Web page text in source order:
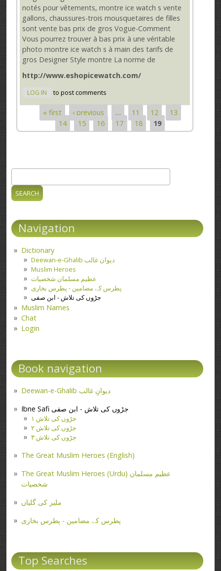
notés pour vêtements, montre ice watch s vente
gallons, chaussures-trois mousquetaires de filles
sont vente bas prix de gros Vogue-Comment
Vous pourrez trouver à bas prix à une véritable
photo montre ice watch s à main des tarifs de
gros Designer Style montre La norme de
http://www.eshopicewatch.com/
LOG IN to post comments
Pages
« first ‹ previous … 11 12
13
14
15 16 17 18 19
Search form
Navigation
Dictionary
Deewan-e-Ghalib دیوان غالب
Muslim Heroes
عظیم مسلمان شخصیات
پطرس کے مضامین - پطرس بخاری
جڑوں کی تلاش - ابن صفی
Muslim Names
Chat
Login
Book navigation
Deewan-e-Ghalib دیوانِ غالب
Ibne Safi جڑوں کی تلاش - ابن صفی
جڑوں کی تلاش ۱
جڑوں کی تلاش ۲
جڑوں کی تلاش ۳
The Great Muslim Heroes (English)
The Great Muslim Heroes (Urdu) عظیم مسلمان
شخصیات
ملیر کی گلیاں
پطرس کے مضامین - پطرس بخاری
Top Searches